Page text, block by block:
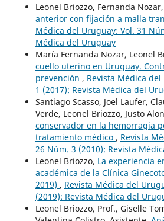
Leonel Briozzo, Fernanda Nozar,
anterior con fijación a malla
Médica del Uruguay: Vol. 31
Médica del Uruguay
María Fernanda Nozar, Leonel
cuello uterino en Uruguay.
prevención , Revista Médica
1 (2017): Revista Médica del
Santiago Scasso, Joel Laufer,
Verde, Leonel Briozzo, Justo
conservador en la hemorragia
tratamiento médico , Revista
26 Núm. 3 (2010): Revista
Leonel Briozzo, La experiencia
académica de la Clínica
2019) , Revista Médica del
(2019): Revista Médica del
Leonel Briozzo, Prof., Giselle